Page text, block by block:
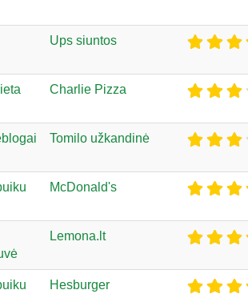
Ups siuntos
Charlie Pizza
Tomilo užkandinė
McDonald's
Lemona.lt
Hesburger